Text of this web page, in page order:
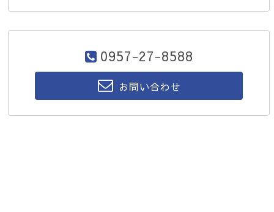
0957-27-8588
お問い合わせ